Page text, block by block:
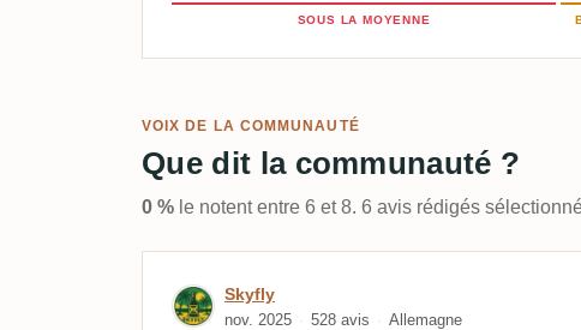
SOUS LA MOYENNE
VOIX DE LA COMMUNAUTÉ
Que dit la communauté ?
0 % le notent entre 6 et 8. 6 avis rédigés
Avis de Skyfly
Skyfly
nov. 2025 528 avis Allemagne